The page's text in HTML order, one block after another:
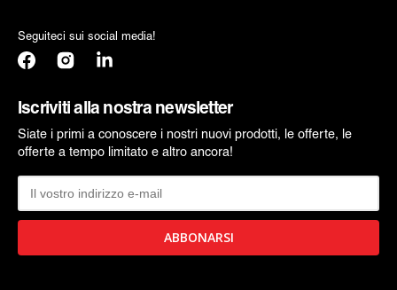
Seguiteci sui social media!
FacebookInstagramTraduzione
Iscriviti alla nostra newsletter
Siate i primi a conoscere i nostri nuovi prodotti, le offerte, le
offerte a tempo limitato e altro ancora!